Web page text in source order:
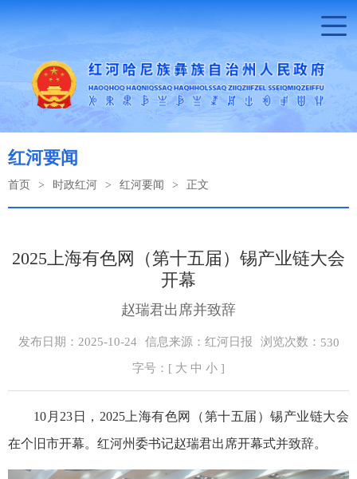
红河要闻
首页 > 时政红河 > 红河要闻 > 正文
2025上海有色网（第十五届）锡产业链大会
开幕
赵瑞君出席并致辞
发布日期：2025-10-24 信息来源：红河日报 浏览次数： 530
字号：[ 大 中 小 ]
10月23日，2025上海有色网（第十五届）锡产业链大会
在个旧市开幕。红河州委书记赵瑞君出席开幕式并致辞。